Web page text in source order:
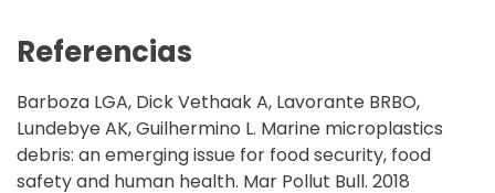
Referencias
Barboza LGA, Dick Vethaak A, Lavorante BRBO,
Lundebye AK, Guilhermino L. Marine microplastics
debris: an emerging issue for food security, food
safety and human health. Mar Pollut Bull. 2018